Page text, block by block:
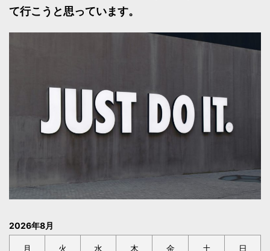
て行こうと思っています。
2026年8月
月 火 水 木 金 土 日